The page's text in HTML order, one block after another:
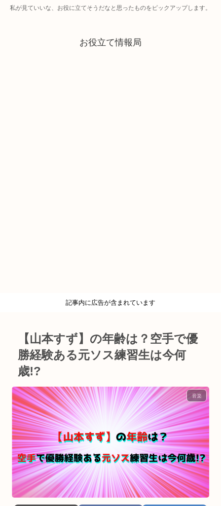
私が見ていいな、お役に立てそうだなと思ったものをピックアップします。
お役立て情報局
記事内に広告が含まれています
【山本すず】の年齢は？空手で優
勝経験ある元ソス練習生は今何
歳!?
音楽